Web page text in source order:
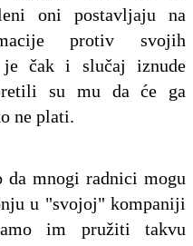
oni postavljaju na
protiv svojih
je čak i slučaj iznude
su mu da će ga
ne plati.
da mnogi radnici mogu
u "svojoj" kompaniji
im pružiti takvu